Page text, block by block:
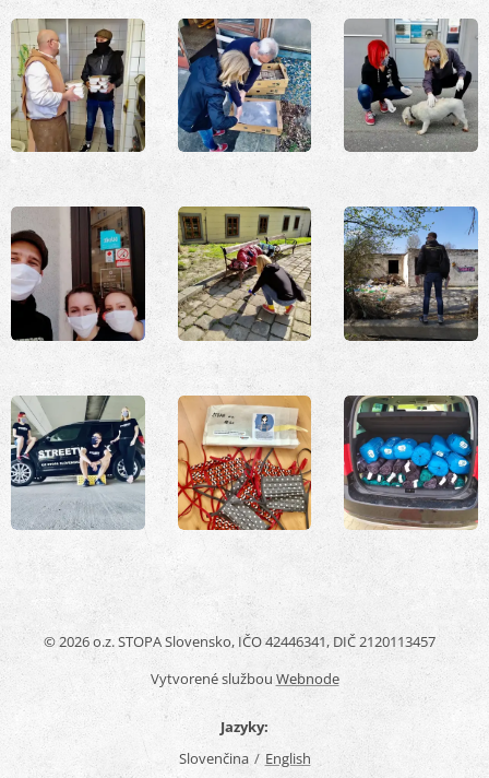
© 2026 o.z. STOPA Slovensko, IČO 42446341, DIČ 2120113457
Vytvorené službou Webnode
Jazyky
Slovenčina
English